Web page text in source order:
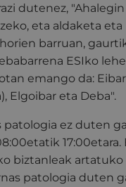
dutenez,
eta aldaketa eta
barruan,
ESIko
emango da:
Elgoibar eta Deba".
patologia ez duten
17:00etara.
biztanleak artatuko
patologia duten